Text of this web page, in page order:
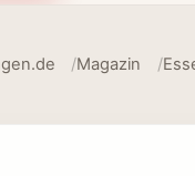
Magazin